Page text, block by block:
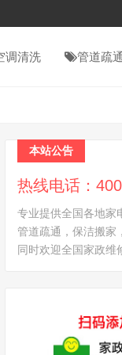
调清洗 管道疏通
本站公告
热线电话：
专业提供全国各地家
管道疏通，保洁搬家
同时欢迎全国家政维